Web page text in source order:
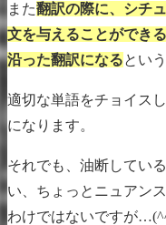
また翻訳の際に、シチ
文を与えることができ
沿った翻訳になるとい
適切な単語をチョイス
になります。
それでも、油断してい
い、ちょっとニュアン
わけではないですが